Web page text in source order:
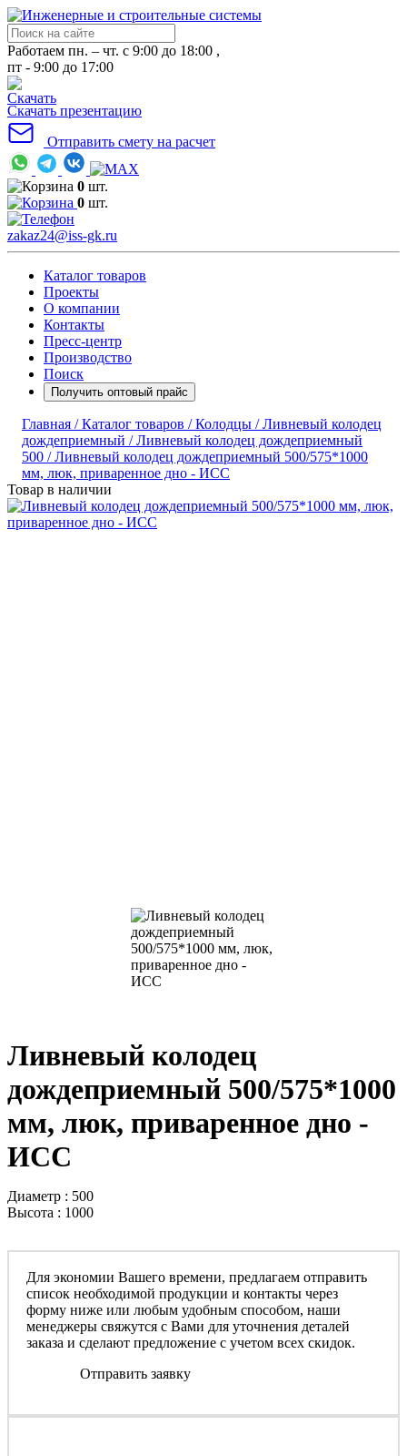
Работаем пн. – чт. с 9:00 до 18:00 ,
пт - 9:00 до 17:00
Скачать презентацию
Отправить смету на расчет
0 шт.
0 шт.
zakaz24@iss-gk.ru
Каталог товаров
Проекты
О компании
Контакты
Пресс-центр
Производство
Поиск
Получить оптовый прайс
Главная /Каталог товаров /Колодцы /Ливневый колодец
дождеприемный /Ливневый колодец дождеприемный
500 /Ливневый колодец дождеприемный 500/575*1000
мм, люк, приваренное дно - ИСС
Товар в наличии
Ливневый колодец
дождеприемный 500/575*1000
мм, люк, приваренное дно -
ИСС
Диаметр : 500
Высота : 1000
Для экономии Вашего времени, предлагаем отправить
список необходимой продукции и контакты через
форму ниже или любым удобным способом, наши
менеджеры свяжутся с Вами для уточнения деталей
заказа и сделают предложение с учетом всех скидок.
Отправить заявку